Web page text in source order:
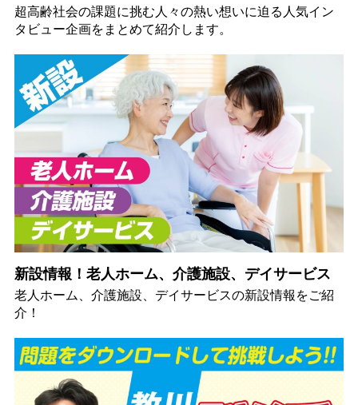
超高齢社会の課題に挑む人々の熱い想いに迫る人気イン
タビュー企画をまとめて紹介します。
新設情報！老人ホーム、介護施設、デイサービス
老人ホーム、介護施設、デイサービスの新設情報をご紹
介！